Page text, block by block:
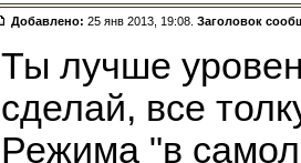
Добавлено: 25 янв 2013, 19:08. Заголовок
Ты лучше
сделай, все
Режима "в